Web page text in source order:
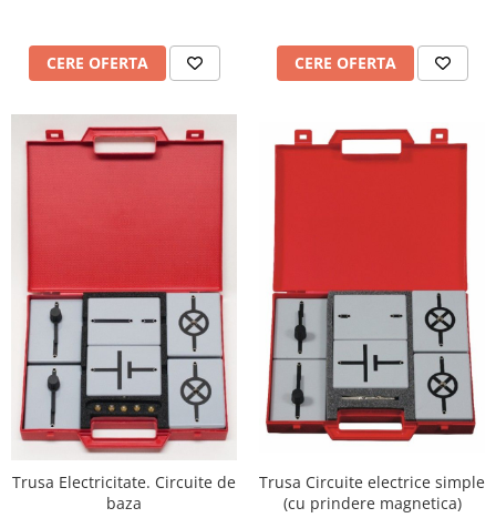
Mobilier Scolar
Scaune Scolare
Set Banca si Scaune Elevi
Pupitre Seminarii
Scaune si Fotolii
Catedre,Mese,Birouri
Mobilier Laboratoare
Materiale Didactice
Materiale Didactice si Jocuri
Prescolari
Dezvoltarea limbajului
CERE OFERTA CERE OFERTA
Trusa Electricitate. Circuite de
baza
Trusa Circuite electrice simple
(cu prindere magnetica)